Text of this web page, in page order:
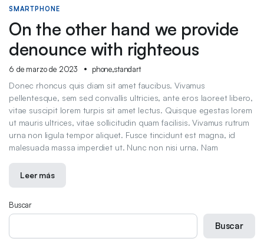
SMARTPHONE
On the other hand we provide
denounce with righteous
6 de marzo de 2023 phone,standart
Donec rhoncus quis diam sit amet faucibus. Vivamus
pellentesque, sem sed convallis ultricies, ante eros laoreet libero,
vitae suscipit lorem turpis sit amet lectus. Quisque egestas lorem
ut mauris ultrices, vitae sollicitudin quam facilisis. Vivamus rutrum
urna non ligula tempor aliquet. Fusce tincidunt est magna, id
malesuada massa imperdiet ut. Nunc non nisi urna. Nam
Leer más
Buscar
Buscar